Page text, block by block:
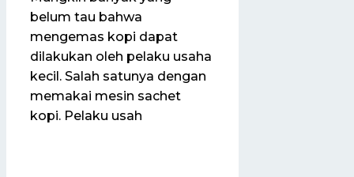
belum tau bahwa
mengemas kopi dapat
dilakukan oleh pelaku usaha
kecil. Salah satunya dengan
memakai mesin sachet
kopi. Pelaku usah